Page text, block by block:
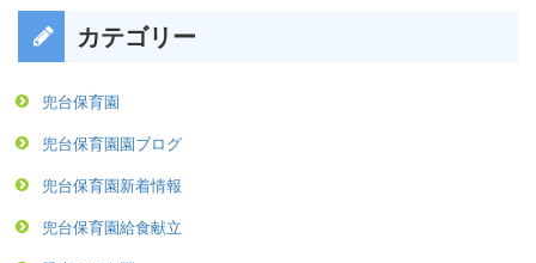
カテゴリー
兜台保育園
兜台保育園園ブログ
兜台保育園新着情報
兜台保育園給食献立